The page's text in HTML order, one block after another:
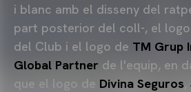
i blanc amb el disseny del
part posterior del coll-, el
del Club i el logo de TM Grup
Global Partner de l'equip, en
que el logo de Divina Seguros,